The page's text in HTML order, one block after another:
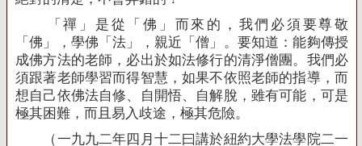
「禪」是從「佛」而來的，我們必須要尊敬
「佛」，學佛「法」，親近「僧」。要知道：能夠傳授
成佛方法的老師，必出於如法修行的清淨僧團。我們必
須跟著老師學習而得智慧，如果不依照老師的指導，而
想自己依佛法自修、自開悟、自解脫，雖有可能，可是
極其困難，而且易入歧途，極其危險。
（一九九二年四月十二曰講於紐約大學法學院二一